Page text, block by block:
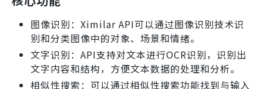
图像识别：Ximilar API可以通过图像识别技术识
别和分类图像中的对象、场景和情绪。
文字识别：API支持对文本进行OCR识别，识别出
文字内容和结构，方便文本数据的处理和分析。
相似性搜索：可以通过相似性搜索功能找到与输入